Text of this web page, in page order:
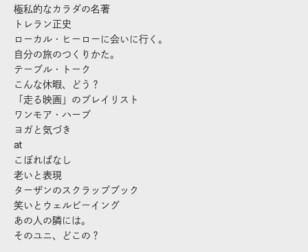
極私的なカラダの名著
トレラン正史
ローカル・ヒーローに会いに行く。
自分の旅のつくりかた。
テーブル・トーク
こんな休暇、どう？
「走る映画」のプレイリスト
ワンモア・ハーブ
ヨガと気づき
at
こぼればなし
老いと表現
ターザンのスクラップブック
笑いとウェルビーイング
あの人の隣には。
そのユニ、どこの？